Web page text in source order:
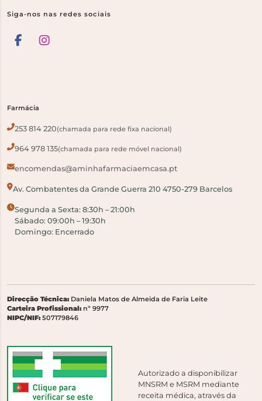
Siga-nos nas redes sociais
Farmácia
253 814 220(chamada para rede fixa nacional)
964 978 135(chamada para rede móvel nacional)
encomendas@aminhafarmaciaemcasa.pt
Av. Combatentes da Grande Guerra 210 4750-279 Barcelos
Segunda a Sexta: 8:30h – 21:00h
Sábado: 09:00h – 19:30h
Domingo: Encerrado
Direcção Técnica: Daniela Matos de Almeida de Faria Leite
Carteira Profissional: nº 9977
NIPC/NIF: 507179846
Autorizado a disponibilizar
MNSRM e MSRM mediante
receita médica, através da